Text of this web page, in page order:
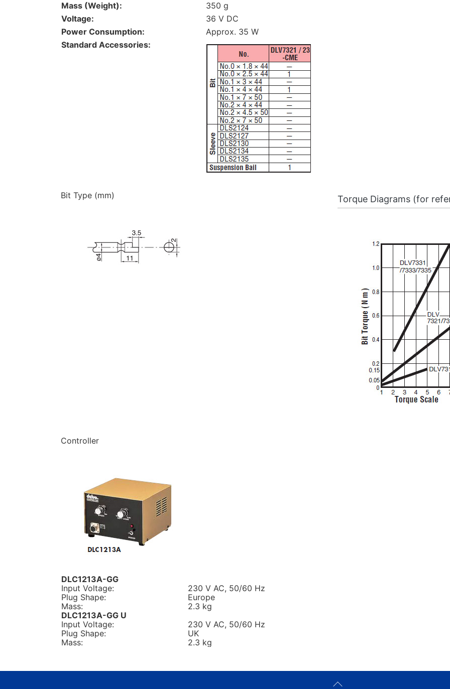
Mass (Weight):
350 g
Voltage:
36 V DC
Power Consumption:
Approx. 35 W
Standard Accessories:
Bit Type (mm) Torque Diagrams (for
Controller
DLC1213A-GG
Input Voltage:
230 V AC, 50/60 Hz
Plug Shape:
Europe
Mass:
2.3 kg
DLC1213A-GG U
Input Voltage:
230 V AC, 50/60 Hz
Plug Shape:
UK
Mass:
2.3 kg